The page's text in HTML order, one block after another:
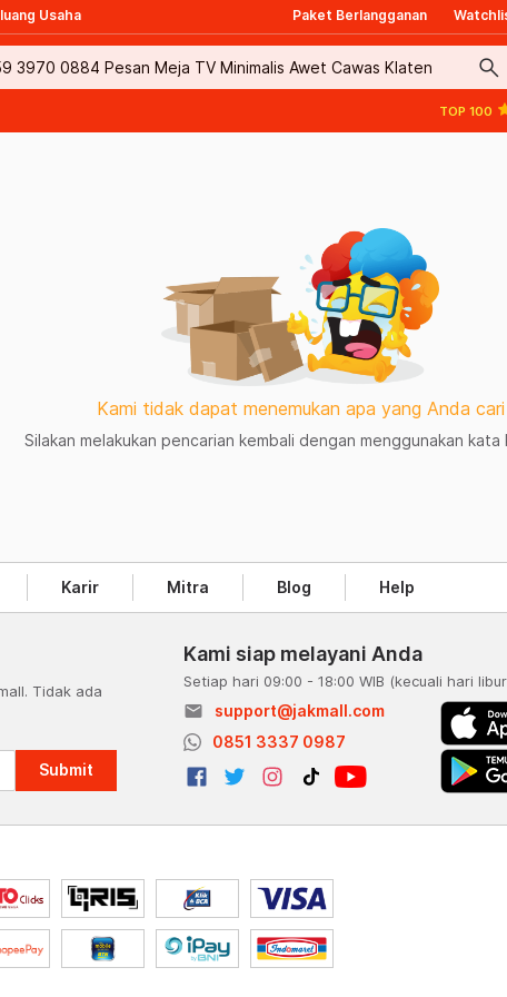
Usaha Paket Berlangganan
search
TOP 100
Kami tidak dapat menemukan apa yang Anda cari
Silakan melakukan pencarian kembali dengan menggunakan kata
Karir Mitra Blog Help
Tidak ada
Submit
Kami siap melayani Anda
Setiap hari 09:00 - 18:00 WIB (kecuali hari
email
support@jakmall.com
0851 3337 0987